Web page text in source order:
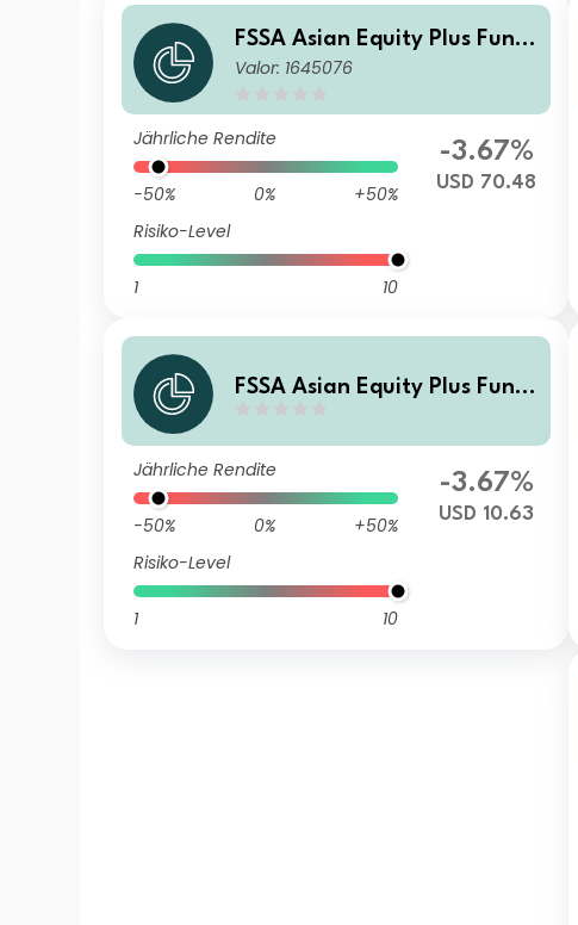
FSSA Asian Equity Plus Fund
Class I (Distributing) USD
Valor: 1645076
Jährliche Rendite
-50% 0%
+50%
Risiko-Level
1 10
-3.67%
USD 70.48
FSSA Asian Equity Plus Fund
Jährliche Rendite
-50% 0%
+50%
Risiko-Level
1 10
-3.67%
USD 10.63